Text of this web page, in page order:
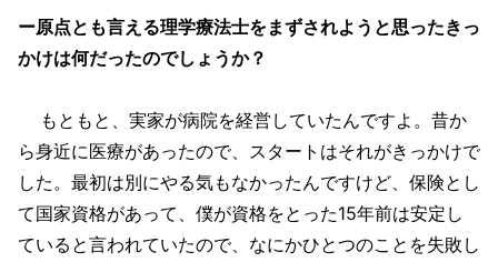
ー原点とも言える理学療法士をまずされようと思ったきっ
かけは何だったのでしょうか？
もともと、実家が病院を経営していたんですよ。昔か
ら身近に医療があったので、スタートはそれがきっかけで
した。最初は別にやる気もなかったんですけど、保険とし
て国家資格があって、僕が資格をとった15年前は安定し
ていると言われていたので、なにかひとつのことを失敗し